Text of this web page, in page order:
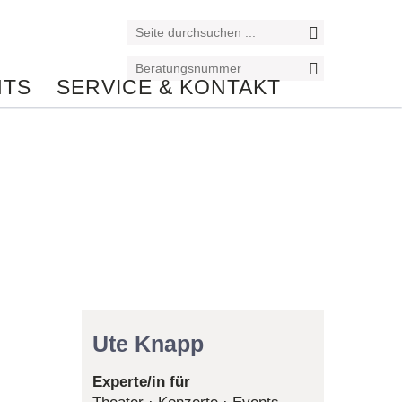
SERVICE & KONTAKT
Ute Knapp
Experte/in für